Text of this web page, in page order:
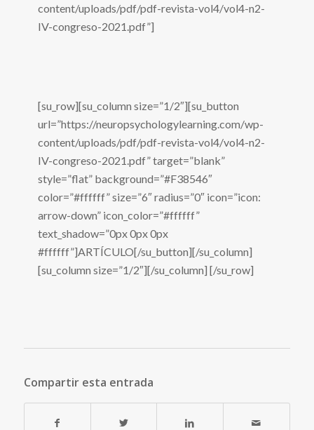
content/uploads/pdf/pdf-revista-vol4/vol4-n2-
IV-congreso-2021.pdf”]
[su_row][su_column size=”1/2″][su_button
url=”https://neuropsychologylearning.com/wp-
content/uploads/pdf/pdf-revista-vol4/vol4-n2-
IV-congreso-2021.pdf” target=”blank”
style=”flat” background=”#F38546″
color=”#ffffff” size=”6″ radius=”0″ icon=”icon:
arrow-down” icon_color=”#ffffff”
text_shadow=”0px 0px 0px
#ffffff”]ARTÍCULO[/su_button][/su_column]
[su_column size=”1/2″][/su_column] [/su_row]
Compartir esta entrada